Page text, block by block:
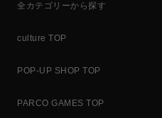
全カテゴリーから探す
culture TOP
POP-UP SHOP TOP
PARCO GAMES TOP